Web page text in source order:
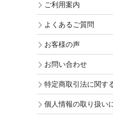
ご利用案内
よくあるご質問
お客様の声
お問い合わせ
特定商取引法に関す
個人情報の取り扱い